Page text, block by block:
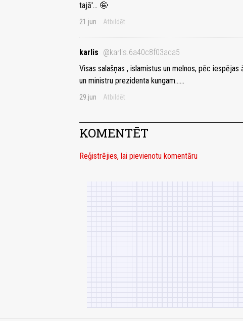
tajā'... 🤪
21.jun Atbildēt
karlis @karlis.6a40c8f03ada5
Visas salašņas , islamistus un melnos, pēc
un ministru prezidenta kungam......
29.jun Atbildēt
KOMENTĒT
Reģistrējies, lai pievienotu komentāru